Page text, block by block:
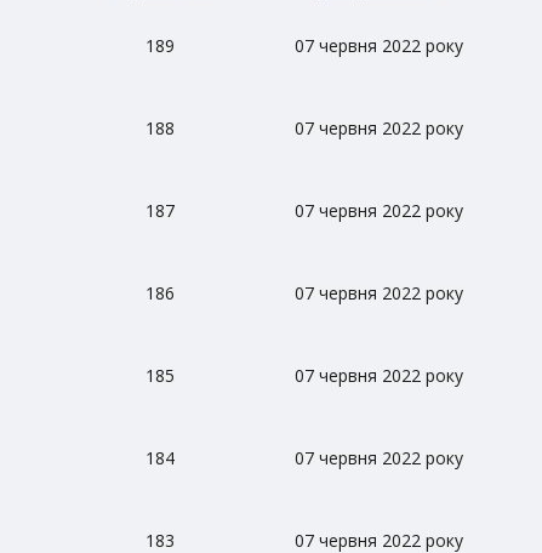
189 07 червня 2022 року
188 07 червня 2022 року
187 07 червня 2022 року
186 07 червня 2022 року
185 07 червня 2022 року
184 07 червня 2022 року
183 07 червня 2022 року